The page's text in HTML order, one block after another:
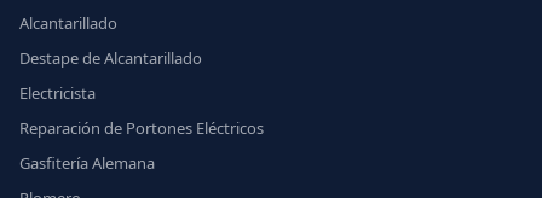
Alcantarillado
Destape de Alcantarillado
Electricista
Reparación de Portones Eléctricos
Gasfitería Alemana